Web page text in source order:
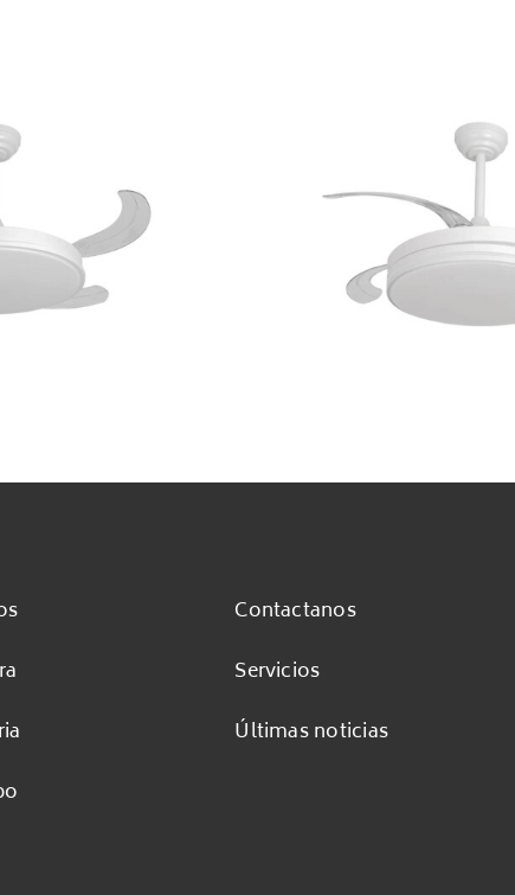
Contactanos
Servicios
Últimas noticias